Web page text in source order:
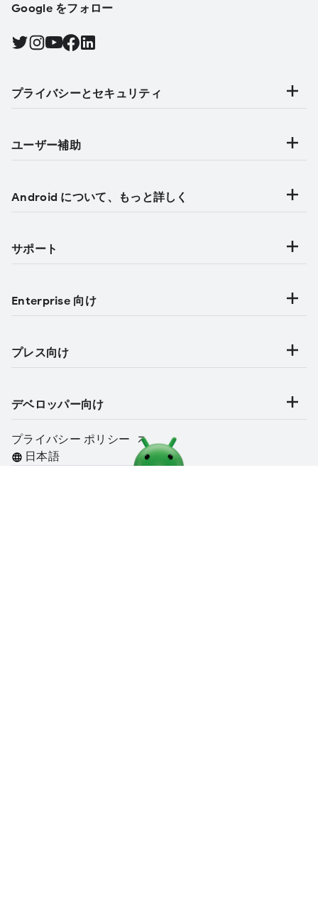
Google をフォロー
Twitter で Android をフォローする, 新しいタブで開く
Instagram で Android をフォローする, 新しいタブで開く
YouTube で Android をフォローする, 新しいタブで開く
Facebook で Android をフォローする, 新しいタブで開く
Find Android on LinkedIn, 新しいタブで開く
プライバシーとセキュリティ
ユーザー補助
Android について、もっと詳しく
サポート
Enterprise 向け
プレス向け
デベロッパー向け
プライバシー ポリシー
言語